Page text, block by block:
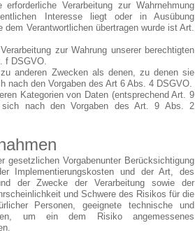
Verarbeitung zur Wahrnehmung
Interesse liegt oder in Ausübung
Verantwortlichen übertragen wurde ist Art.
zur Wahrung unserer berechtigten
f DSGVO.
anderen Zwecken als denen, zu denen sie
nach den Vorgaben des Art 6 Abs. 4 DSGVO.
Kategorien von Daten (entsprechend Art. 9
nach den Vorgaben des Art. 9 Abs. 2
gesetzlichen Vorgabenunter Berücksichtigung
Implementierungskosten und der Art, des
der Zwecke der Verarbeitung sowie der
und Schwere des Risikos für die
Personen, geeignete technische und
um ein dem Risiko angemessenes